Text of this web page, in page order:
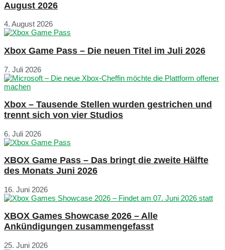
August 2026
4. August 2026
Xbox Game Pass – Die neuen Titel im Juli 2026
7. Juli 2026
Xbox – Tausende Stellen wurden gestrichen und
trennt sich von vier Studios
6. Juli 2026
XBOX Game Pass – Das bringt die zweite Hälfte
des Monats Juni 2026
16. Juni 2026
XBOX Games Showcase 2026 – Alle
Ankündigungen zusammengefasst
25. Juni 2026